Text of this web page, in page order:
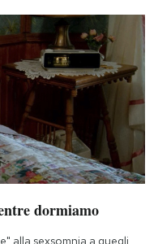
dormiamo
alla sexsomnia a quegli